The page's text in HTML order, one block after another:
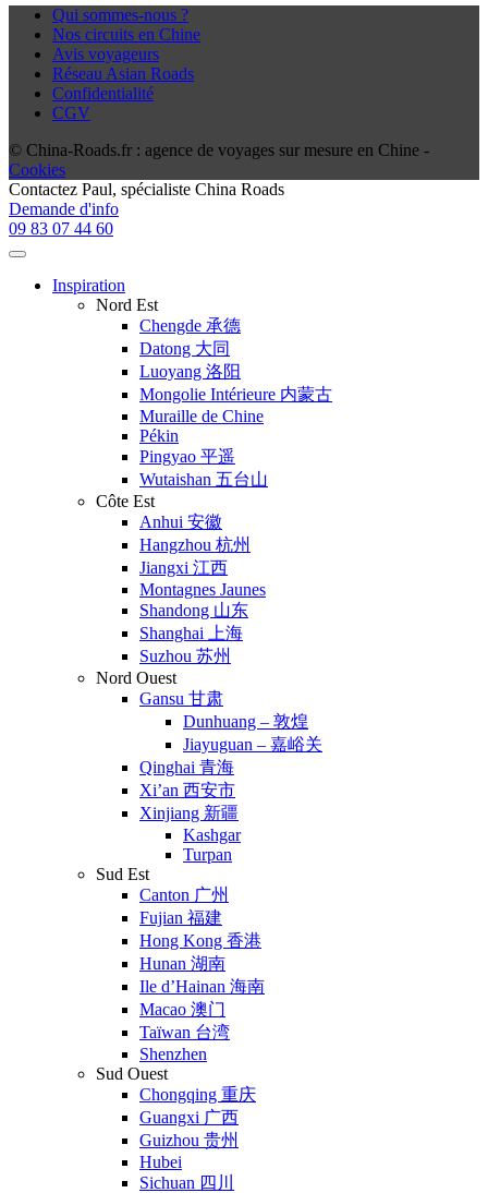
Qui sommes-nous ?
Nos circuits en Chine
Avis voyageurs
Réseau Asian Roads
Confidentialité
CGV
© China-Roads.fr : agence de voyages sur mesure en Chine -
Cookies
Contactez Paul, spécialiste China Roads
Demande d'info
09 83 07 44 60
Inspiration
Nord Est
Chengde 承德
Datong 大同
Luoyang 洛阳
Mongolie Intérieure 内蒙古
Muraille de Chine
Pékin
Pingyao 平遥
Wutaishan 五台山
Côte Est
Anhui 安徽
Hangzhou 杭州
Jiangxi 江西
Montagnes Jaunes
Shandong 山东
Shanghai 上海
Suzhou 苏州
Nord Ouest
Gansu 甘肃
Dunhuang – 敦煌
Jiayuguan – 嘉峪关
Qinghai 青海
Xi’an 西安市
Xinjiang 新疆
Kashgar
Turpan
Sud Est
Canton 广州
Fujian 福建
Hong Kong 香港
Hunan 湖南
Ile d’Hainan 海南
Macao 澳门
Taïwan 台湾
Shenzhen
Sud Ouest
Chongqing 重庆
Guangxi 广西
Guizhou 贵州
Hubei
Sichuan 四川